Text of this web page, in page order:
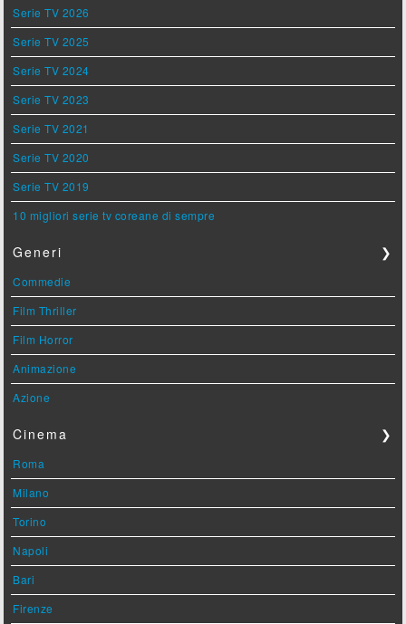
Serie TV 2026
Serie TV 2025
Serie TV 2024
Serie TV 2023
Serie TV 2021
Serie TV 2020
Serie TV 2019
10 migliori serie tv coreane di sempre
Generi ❯
Commedie
Film Thriller
Film Horror
Animazione
Azione
Cinema ❯
Roma
Milano
Torino
Napoli
Bari
Firenze